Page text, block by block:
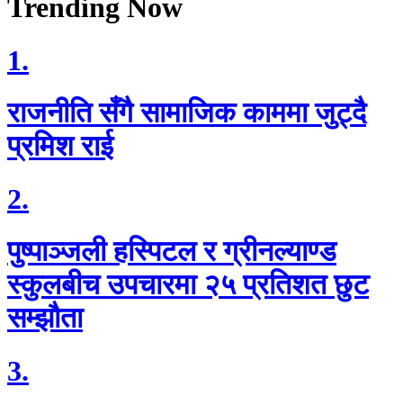
Trending Now
1.
राजनीति सँगै सामाजिक काममा जुट्दै
प्रमिश राई
2.
पुष्पाञ्जली हस्पिटल र ग्रीनल्याण्ड
स्कुलबीच उपचारमा २५ प्रतिशत छुट
सम्झौता
3.